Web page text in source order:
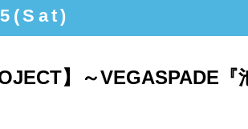
】～VEGASPADE『